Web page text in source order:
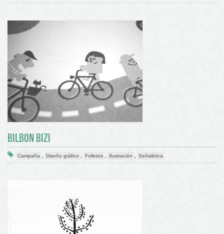
BILBON BIZI
Campaña , Diseño gráfico , Folletos , Ilustración , Señalética